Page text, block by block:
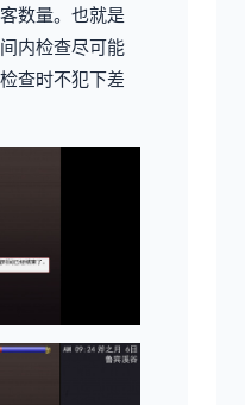
数量。也就是
内检查尽可能
查时不犯下差